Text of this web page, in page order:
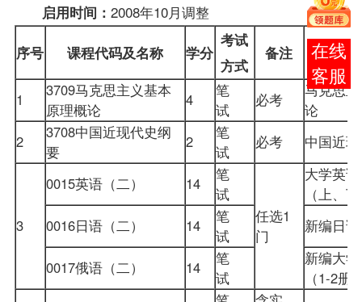
启用时间： 2008年10月调整
序号 课程代码及名称 学分
考试
方式
备注
1 3709马克思主义基本
原理概论
4
笔
试
必考
马克思
论
2
3708中国近现代史纲
要
2
笔
试
必考 中国近
3
0015英语（二） 14 笔
试
任选1
门
大学英
（上、
0016日语（二）
14 笔
试
新编日
0017俄语（二） 14 笔
试
新编大
（1-2
在线
客服